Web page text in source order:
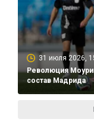
31 июля 2026,
Революция
состав Мадрида